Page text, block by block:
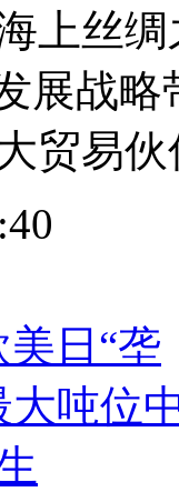
上丝
展战
贸易